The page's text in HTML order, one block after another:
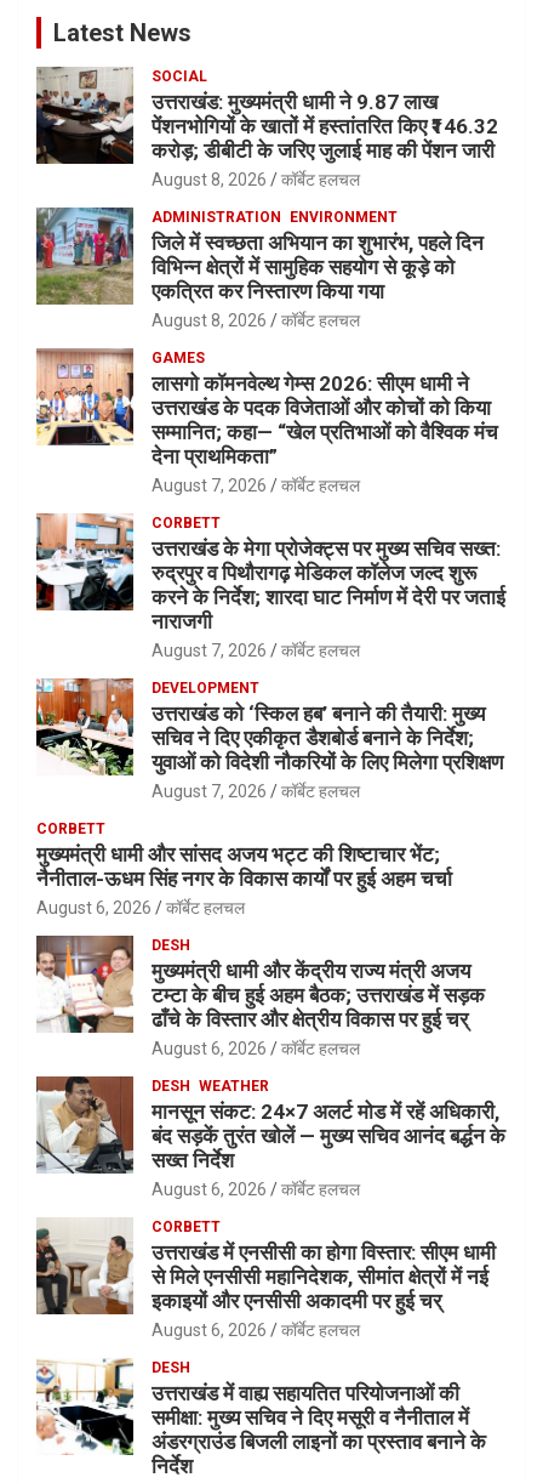
Latest News
SOCIAL
उत्तराखंड: मुख्यमंत्री धामी ने 9.87 लाख
पेंशनभोगियों के खातों में हस्तांतरित किए ₹146.32
करोड़; डीबीटी के जरिए जुलाई माह की पेंशन जारी
August 8, 2026 कॉर्बेट हलचल
ADMINISTRATION ENVIRONMENT
जिले में स्वच्छता अभियान का शुभारंभ, पहले दिन
विभिन्न क्षेत्रों में सामुहिक सहयोग से कूड़े को
एकत्रित कर निस्तारण किया गया
August 8, 2026 कॉर्बेट हलचल
GAMES
लासगो कॉमनवेल्थ गेम्स 2026: सीएम धामी ने
उत्तराखंड के पदक विजेताओं और कोचों को किया
सम्मानित; कहा— “खेल प्रतिभाओं को वैश्विक मंच
देना प्राथमिकता”
August 7, 2026 कॉर्बेट हलचल
CORBETT
उत्तराखंड के मेगा प्रोजेक्ट्स पर मुख्य सचिव सख्त:
रुद्रपुर व पिथौरागढ़ मेडिकल कॉलेज जल्द शुरू
करने के निर्देश; शारदा घाट निर्माण में देरी पर जताई
नाराजगी
August 7, 2026 कॉर्बेट हलचल
DEVELOPMENT
उत्तराखंड को ‘स्किल हब’ बनाने की तैयारी: मुख्य
सचिव ने दिए एकीकृत डैशबोर्ड बनाने के निर्देश;
युवाओं को विदेशी नौकरियों के लिए मिलेगा प्रशिक्षण
August 7, 2026 कॉर्बेट हलचल
CORBETT
मुख्यमंत्री धामी और सांसद अजय भट्ट की शिष्टाचार भेंट;
नैनीताल-ऊधम सिंह नगर के विकास कार्यों पर हुई अहम चर्चा
August 6, 2026 कॉर्बेट हलचल
DESH
मुख्यमंत्री धामी और केंद्रीय राज्य मंत्री अजय
टम्टा के बीच हुई अहम बैठक; उत्तराखंड में सड़क
ढाँचे के विस्तार और क्षेत्रीय विकास पर हुई चर्
August 6, 2026 कॉर्बेट हलचल
DESH WEATHER
मानसून संकट: 24×7 अलर्ट मोड में रहें अधिकारी,
बंद सड़कें तुरंत खोलें — मुख्य सचिव आनंद बर्द्धन के
सख्त निर्देश
August 6, 2026 कॉर्बेट हलचल
CORBETT
उत्तराखंड में एनसीसी का होगा विस्तार: सीएम धामी
से मिले एनसीसी महानिदेशक, सीमांत क्षेत्रों में नई
इकाइयों और एनसीसी अकादमी पर हुई चर्
August 6, 2026 कॉर्बेट हलचल
DESH
उत्तराखंड में वाह्य सहायतित परियोजनाओं की
समीक्षा: मुख्य सचिव ने दिए मसूरी व नैनीताल में
अंडरग्राउंड बिजली लाइनों का प्रस्ताव बनाने के
निर्देश